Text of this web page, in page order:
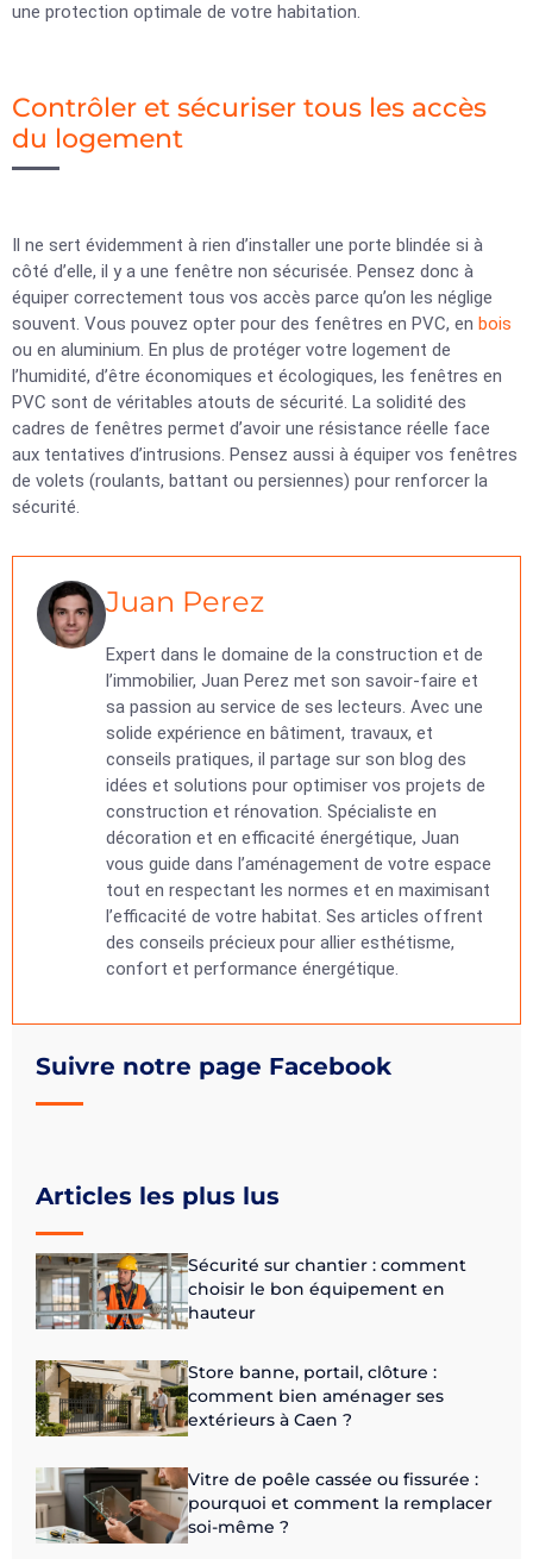
Suivre notre page Facebook
Articles les plus lus
Sécurité sur chantier : comment
choisir le bon équipement en
hauteur
Store banne, portail, clôture :
comment bien aménager ses
extérieurs à Caen ?
Vitre de poêle cassée ou fissurée :
pourquoi et comment la remplacer
soi-même ?
une protection optimale de votre habitation.
Contrôler et sécuriser tous les accès
du logement
Il ne sert évidemment à rien d’installer une porte blindée si à
côté d’elle, il y a une fenêtre non sécurisée. Pensez donc à
équiper correctement tous vos accès parce qu’on les néglige
souvent. Vous pouvez opter pour des fenêtres en PVC, en bois
ou en aluminium. En plus de protéger votre logement de
l’humidité, d’être économiques et écologiques, les fenêtres en
PVC sont de véritables atouts de sécurité. La solidité des
cadres de fenêtres permet d’avoir une résistance réelle face
aux tentatives d’intrusions. Pensez aussi à équiper vos fenêtres
de volets (roulants, battant ou persiennes) pour renforcer la
sécurité.
Juan Perez
Expert dans le domaine de la construction et de
l’immobilier, Juan Perez met son savoir-faire et
sa passion au service de ses lecteurs. Avec une
solide expérience en bâtiment, travaux, et
conseils pratiques, il partage sur son blog des
idées et solutions pour optimiser vos projets de
construction et rénovation. Spécialiste en
décoration et en efficacité énergétique, Juan
vous guide dans l’aménagement de votre espace
tout en respectant les normes et en maximisant
l’efficacité de votre habitat. Ses articles offrent
des conseils précieux pour allier esthétisme,
confort et performance énergétique.